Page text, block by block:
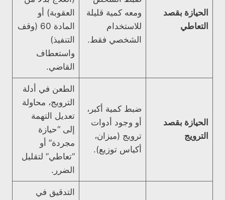
الحيازة بقصد
التعاطي
ومعه كمية قليلة
للاستخدام
الشخصي فقط.
العقوبة) أو
المادة 60 (وقف
التنفيذ)
واستعطاف
القاضي.
الحيازة بقصد
الترويج
ضبط كمية أكبر،
أو وجود أدوات
ترويج (ميزان،
أكياس توزيع).
الطعن في أدلة
الترويج، محاولة
تعديل التهمة
إلى “حيازة
مجردة” أو
“تعاطي” لتقليل
الضرر.
التدقيق في